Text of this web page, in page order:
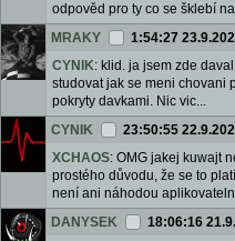
odpověd pro ty co se šklebí
MRAKY
1:54:27
CYNIK: klid. ja jsem zde
studovat jak se meni chovani
pokryty davkami. Nic vic...
CYNIK
23:50:55
XCHAOS: OMG jakej kuwajt
prostého důvodu, že se to
není ani náhodou
DANYSEK
18:06:16